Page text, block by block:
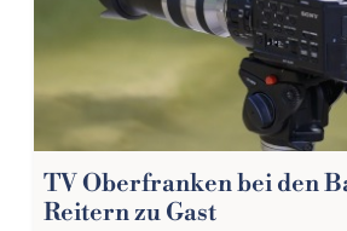
TV Oberfranken bei den
Reitern zu Gast